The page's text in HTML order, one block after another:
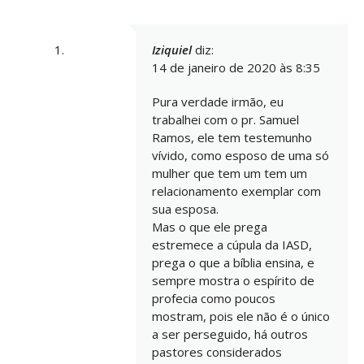
Iziquiel diz:
14 de janeiro de 2020 às 8:35
Pura verdade irmão, eu
trabalhei com o pr. Samuel
Ramos, ele tem testemunho
vívido, como esposo de uma só
mulher que tem um tem um
relacionamento exemplar com
sua esposa.
Mas o que ele prega
estremece a cúpula da IASD,
prega o que a bíblia ensina, e
sempre mostra o espírito de
profecia como poucos
mostram, pois ele não é o único
a ser perseguido, há outros
pastores considerados